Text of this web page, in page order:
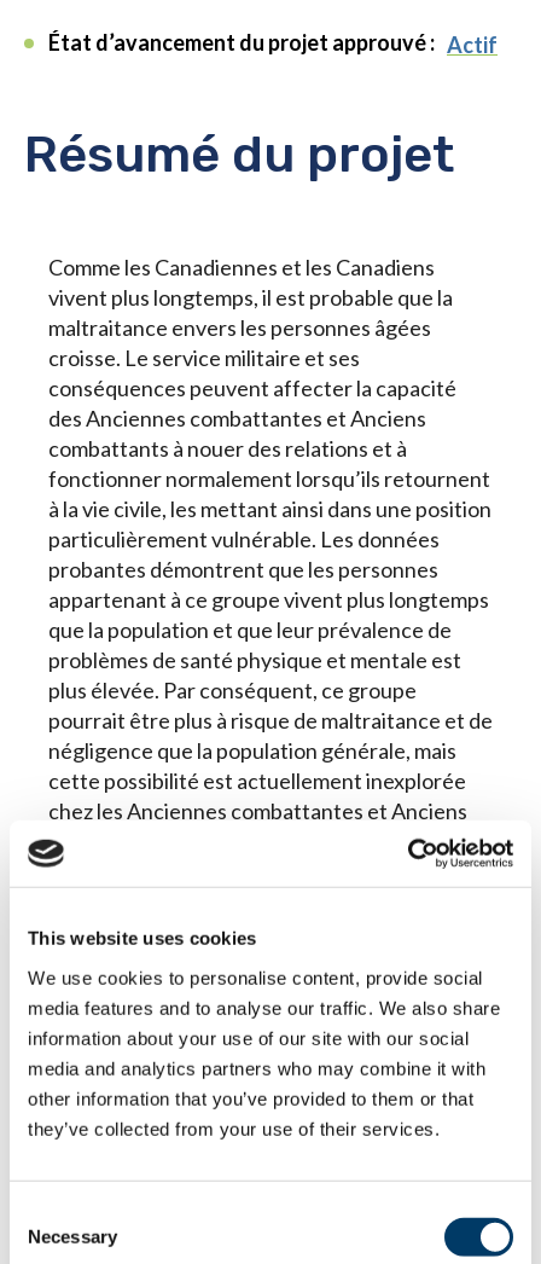
This website uses cookies
We use cookies to personalise content, provide social
media features and to analyse our traffic. We also share
information about your use of our site with our social
media and analytics partners who may combine it with
other information that you’ve provided to them or that
they’ve collected from your use of their services.
Selection
Necessary
État d’avancement du projet approuvé : Actif
Résumé du projet
Comme les Canadiennes et les Canadiens
vivent plus longtemps, il est probable que la
maltraitance envers les personnes âgées
croisse. Le service militaire et ses
conséquences peuvent affecter la capacité
des Anciennes combattantes et Anciens
combattants à nouer des relations et à
fonctionner normalement lorsqu’ils retournent
à la vie civile, les mettant ainsi dans une position
particulièrement vulnérable. Les données
probantes démontrent que les personnes
appartenant à ce groupe vivent plus longtemps
que la population et que leur prévalence de
problèmes de santé physique et mentale est
plus élevée. Par conséquent, ce groupe
pourrait être plus à risque de maltraitance et de
négligence que la population générale, mais
cette possibilité est actuellement inexplorée
chez les Anciennes combattantes et Anciens
combattants canadiens. L’Étude longitudinale
canadienne sur le vieillissement offre
un profil complet de la maltraitance envers les
Anciennes combattantes et Anciens
combattants. La caractérisation de
l’omniprésence, des facteurs de risque et des
conséquences de la maltraitance éclairera
l’élaboration de stratégies ciblées et optimales
pour prévenir la maltraitance envers les
canadiens.